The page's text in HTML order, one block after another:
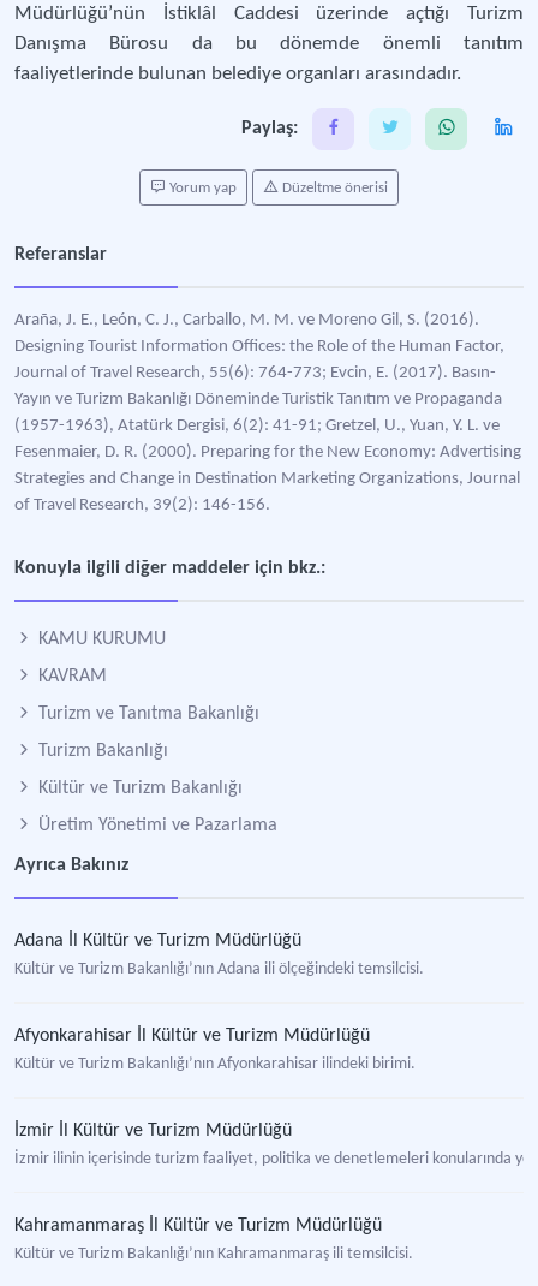
Müdürlüğü’nün İstiklâl Caddesi üzerinde açtığı Turizm
Danışma Bürosu da bu dönemde önemli tanıtım
faaliyetlerinde bulunan belediye organları arasındadır.
Paylaş:
Yorum yap Düzeltme önerisi
Referanslar
Araña, J. E., León, C. J., Carballo, M. M. ve Moreno Gil, S. (2016).
Designing Tourist Information Offices: the Role of the Human Factor,
Journal of Travel Research, 55(6): 764-773; Evcin, E. (2017). Basın-
Yayın ve Turizm Bakanlığı Döneminde Turistik Tanıtım ve Propaganda
(1957-1963), Atatürk Dergisi, 6(2): 41-91; Gretzel, U., Yuan, Y. L. ve
Fesenmaier, D. R. (2000). Preparing for the New Economy: Advertising
Strategies and Change in Destination Marketing Organizations, Journal
of Travel Research, 39(2): 146-156.
Konuyla ilgili diğer maddeler için bkz.:
KAMU KURUMU
KAVRAM
Turizm ve Tanıtma Bakanlığı
Turizm Bakanlığı
Kültür ve Turizm Bakanlığı
Üretim Yönetimi ve Pazarlama
Ayrıca Bakınız
Adana İl Kültür ve Turizm Müdürlüğü
Kültür ve Turizm Bakanlığı’nın Adana ili ölçeğindeki temsilcisi.
Afyonkarahisar İl Kültür ve Turizm Müdürlüğü
Kültür ve Turizm Bakanlığı’nın Afyonkarahisar ilindeki birimi.
İzmir İl Kültür ve Turizm Müdürlüğü
İzmir ilinin içerisinde turizm faaliyet, politika ve denetlemeleri konularında
Kahramanmaraş İl Kültür ve Turizm Müdürlüğü
Kültür ve Turizm Bakanlığı’nın Kahramanmaraş ili temsilcisi.